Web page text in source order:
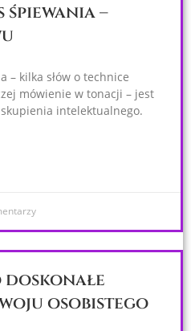
śpiewania –
– kilka słów o technice
mówienie w tonacji – jest
intelektualnego.
osobistego